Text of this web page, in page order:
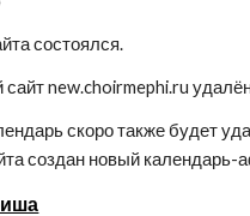
состоялся.
new.choirmephi.ru
скоро также будет
создан новый календарь-